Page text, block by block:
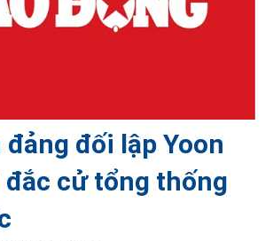
đối lập Yoon
đắc cử tổng thống